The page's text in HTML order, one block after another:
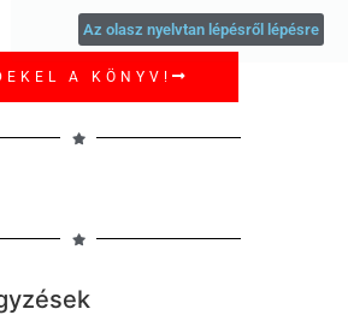
Az olasz nyelvtan lépésről lépésre
A KÖNYV!